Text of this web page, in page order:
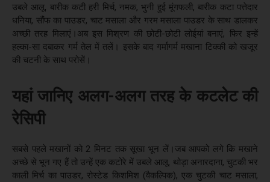
उबले आलू, बारीक कटी हरी मिर्च, नमक, भुनी हुई मूंगफली, बारीक कटा पत्तेदार
धनिया, सौंफ का पाउडर, चाट मसाला और गरम मसाला पाउडर के साथ डालकर
अच्छी तरह मिलाएं।अब इस मिश्रण की छोटी-छोटी लोईयां बनाएं, फिर इन्हें
हल्का-सा दबाकर गर्म तेल में तलें। इसके बाद गर्मागर्म मखाना टिक्की को खजूर
की चटनी के साथ परोसें।
यहां जानिए अलग-अलग तरह के कटलेट की
रेसिपी
सबसे पहले मखानों को 2 मिनट तक सूखा भून लें।जब आपको लगे कि मखाने
अच्छे से भून गए हैं तो उन्हें एक कटोरे में उबले आलू, थोड़ा अनारदाना, चुटकी भर
काली मिर्च का पाउडर, रोस्टेड किशमिश (वैकल्पिक), एक चुटकी चाट मसाला,